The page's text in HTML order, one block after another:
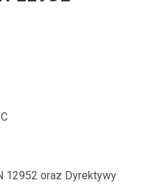
12952 oraz Dyrektywy